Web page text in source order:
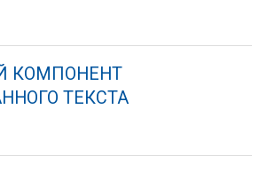
КОМПОНЕНТ
ТЕКСТА